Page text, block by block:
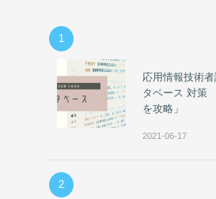
1
応用情報技術
タベース 対策
を攻略」
2021-06-17
2